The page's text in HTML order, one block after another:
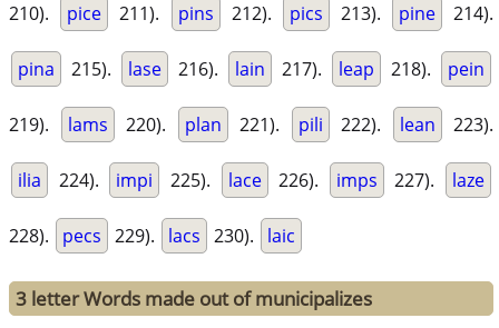
210). pice 211). pins 212). pics 213). pine 214).
pina 215). lase 216). lain 217). leap 218). pein
219). lams 220). plan 221). pili 222). lean 223).
ilia 224). impi 225). lace 226). imps 227). laze
228). pecs 229). lacs 230). laic
3 letter Words made out of municipalizes